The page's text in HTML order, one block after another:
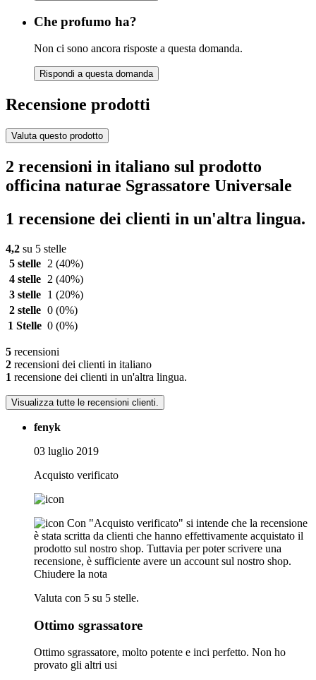
Che profumo ha?
Non ci sono ancora risposte a questa domanda.
Rispondi a questa domanda
Recensione prodotti
Valuta questo prodotto
2 recensioni in italiano sul prodotto
officina naturae Sgrassatore Universale
1 recensione dei clienti in un'altra lingua.
4,2 su 5 stelle
5 stelle
2 (40%)
4 stelle
2 (40%)
3 stelle
1 (20%)
2 stelle 0 (0%)
1 Stelle 0 (0%)
5 recensioni
2 recensioni dei clienti in italiano
1 recensione dei clienti in un'altra lingua.
Visualizza tutte le recensioni clienti.
fenyk
03 luglio 2019
Acquisto verificato
Con "Acquisto verificato" si intende che la recensione
è stata scritta da clienti che hanno effettivamente acquistato il
prodotto sul nostro shop. Tuttavia per poter scrivere una
recensione, è sufficiente avere un account sul nostro shop.
Chiudere la nota
Valuta con 5 su 5 stelle.
Ottimo sgrassatore
Ottimo sgrassatore, molto potente e inci perfetto. Non ho
provato gli altri usi